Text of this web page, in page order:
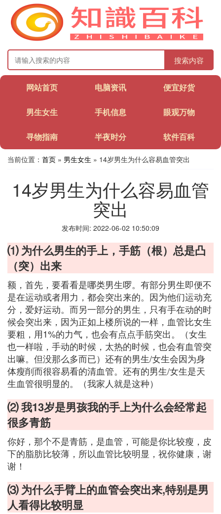
搜索内容
网站首页 电脑资讯 便宜好货
男生女生 手机信息 眼观万物
寻物指南 半夜时分 软件百科
当前位置： 首页 » 男生女生 » 14岁男生为什么容易血管突出
14岁男生为什么容易血管
突出
发布时间: 2022-06-02 10:50:09
⑴ 为什么男生的手上，手筋（根）总是凸
（突）出来
额，首先，要看看是哪类男生啰。有部分男生即便不
是在运动或者用力，都会突出来的。因为他们运动充
分，爱好运动。而另一部分的男生，只有手在动的时
候会突出来，因为正如上楼所说的一样，血管比女生
要粗，用1%的力气，也会有点点手筋突出。（女生
也一样啦，手动的时候，太热的时候，也会有血管突
出嘛。但没那么多而已）还有的男生/女生会因为身
体瘦削而很容易看的清血管。还有的男生/女生是天
生血管很明显的。（我家人就是这种）
⑵ 我13岁是男孩我的手上为什么会经常起
很多青筋
你好，那个不是青筋，是血管，可能是你比较瘦，皮
下的脂肪比较薄，所以血管比较明显，祝你健康，谢
谢！
⑶ 为什么手臂上的血管会突出来,特别是男
人看得比较明显